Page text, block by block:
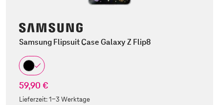
Samsung Flipsuit Case Galaxy Z Flip8
59,90 €
Lieferzeit:1-3 Werktage